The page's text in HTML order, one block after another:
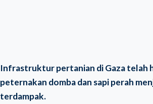
Infrastruktur pertanian di Gaza telah
peternakan domba dan sapi perah
terdampak.